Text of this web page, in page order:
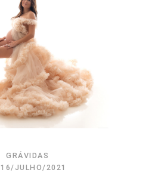
GRÁVIDAS
16/JULHO/2021